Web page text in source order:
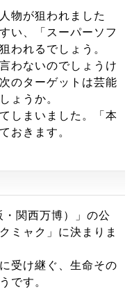
物が狙われました
い、「スーパーソフ
われるでしょう。
わないのでしょうけ
のターゲットは芸能
ょうか。
しまいました。「本
おきます。
・関西万博）」の公
ミャク」に決まりま
受け継ぐ、生命その
です。